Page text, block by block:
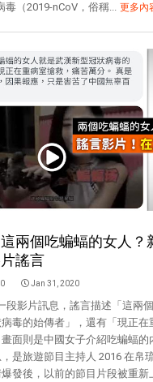
毒（2019-nCoV，俗稱... 更多內
這兩個吃蝙蝠的女人
謠言
0 Jan 31, 2020
段影片訊息，謠言描述「這兩
毒的始傳者」，還有「現正在
面則是中國女子介紹吃蝙蝠的
是旅遊節目主持人 2016 在帛
發後，以前的節目片段被重新